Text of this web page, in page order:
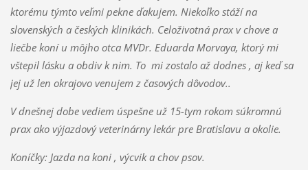
ktorému týmto veľmi pekne ďakujem. Niekoľko stáží na
slovenských a českých klinikách. Celoživotná prax v chove a
liečbe koní u môjho otca MVDr. Eduarda Morvaya, ktorý mi
vštepil lásku a obdiv k nim. To mi zostalo až dodnes , aj keď sa
jej už len okrajovo venujem z časových dôvodov..
V dnešnej dobe vediem úspešne už 15-tym rokom súkromnú
prax ako výjazdový veterinárny lekár pre Bratislavu a okolie.
Koníčky: Jazda na koni , výcvik a chov psov.